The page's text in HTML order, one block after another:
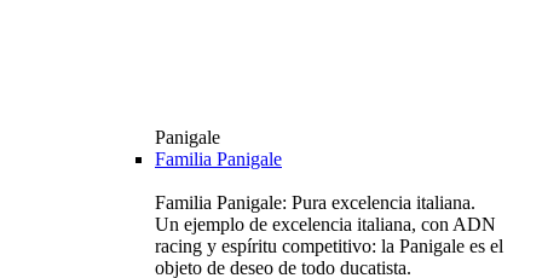
Panigale
Familia Panigale
Familia Panigale: Pura excelencia italiana.
Un ejemplo de excelencia italiana, con ADN
racing y espíritu competitivo: la Panigale es el
objeto de deseo de todo ducatista.